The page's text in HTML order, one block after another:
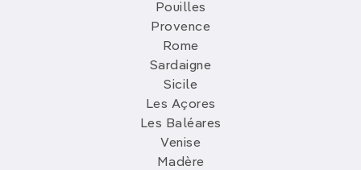
Pouilles
Provence
Rome
Sardaigne
Sicile
Les Açores
Les Baléares
Venise
Madère